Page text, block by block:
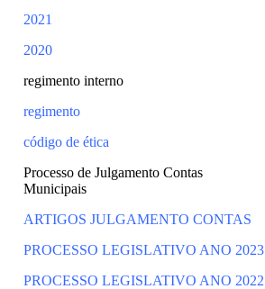
2021
2020
regimento interno
regimento
código de ética
Processo de Julgamento Contas
Municipais
ARTIGOS JULGAMENTO CONTAS
PROCESSO LEGISLATIVO ANO 2023
PROCESSO LEGISLATIVO ANO 2022